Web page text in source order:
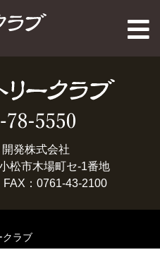
TOP
発株式会社
松市木場町セ-1番地
：0761-43-2100
クラブ